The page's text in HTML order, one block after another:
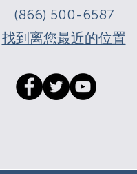
(866) 500-6587
找到离您最近的位置